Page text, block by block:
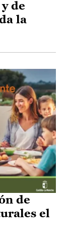
de
la
de
el